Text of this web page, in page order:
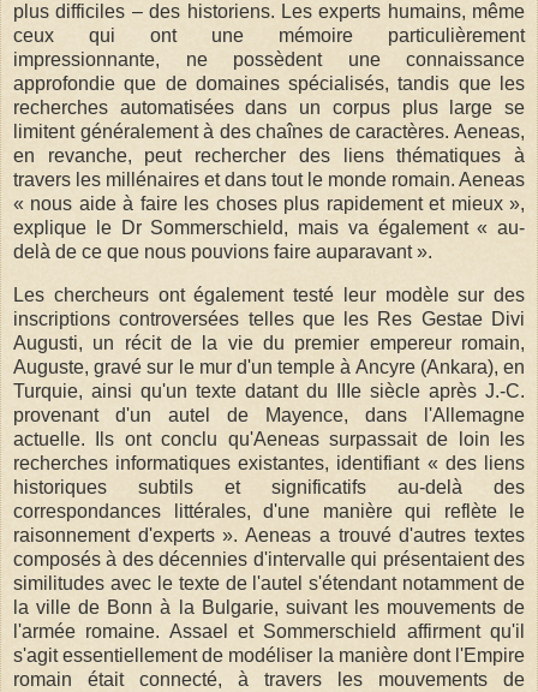
plus difficiles – des historiens. Les experts humains, même
ceux qui ont une mémoire particulièrement
impressionnante, ne possèdent une connaissance
approfondie que de domaines spécialisés, tandis que les
recherches automatisées dans un corpus plus large se
limitent généralement à des chaînes de caractères. Aeneas,
en revanche, peut rechercher des liens thématiques à
travers les millénaires et dans tout le monde romain. Aeneas
« nous aide à faire les choses plus rapidement et mieux »,
explique le Dr Sommerschield, mais va également « au-
delà de ce que nous pouvions faire auparavant ».
Les chercheurs ont également testé leur modèle sur des
inscriptions controversées telles que les Res Gestae Divi
Augusti, un récit de la vie du premier empereur romain,
Auguste, gravé sur le mur d'un temple à Ancyre (Ankara), en
Turquie, ainsi qu'un texte datant du IIIe siècle après J.-C.
provenant d'un autel de Mayence, dans l'Allemagne
actuelle. Ils ont conclu qu'Aeneas surpassait de loin les
recherches informatiques existantes, identifiant « des liens
historiques subtils et significatifs au-delà des
correspondances littérales, d'une manière qui reflète le
raisonnement d'experts ». Aeneas a trouvé d'autres textes
composés à des décennies d'intervalle qui présentaient des
similitudes avec le texte de l'autel s'étendant notamment de
la ville de Bonn à la Bulgarie, suivant les mouvements de
l'armée romaine. Assael et Sommerschield affirment qu'il
s'agit essentiellement de modéliser la manière dont l'Empire
romain était connecté, à travers les mouvements de